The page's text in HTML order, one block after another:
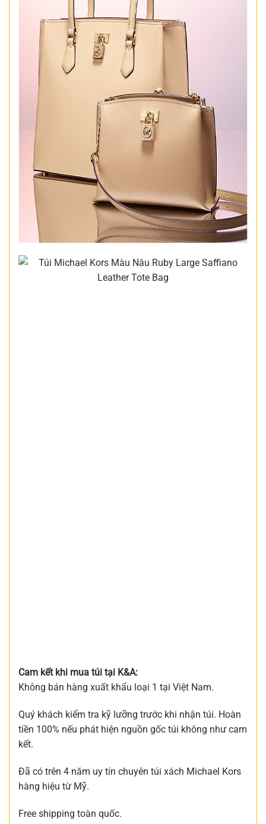
Cam kết khi mua túi tại K&A:
Không bán hàng xuất khẩu loại 1 tại Việt Nam.
Quý khách kiểm tra kỹ lưỡng trước khi nhận túi. Hoàn
tiền 100% nếu phát hiện nguồn gốc túi không như cam
kết.
Đã có trên 4 năm uy tín chuyên túi xách Michael Kors
hàng hiệu từ Mỹ.
Free shipping toàn quốc.